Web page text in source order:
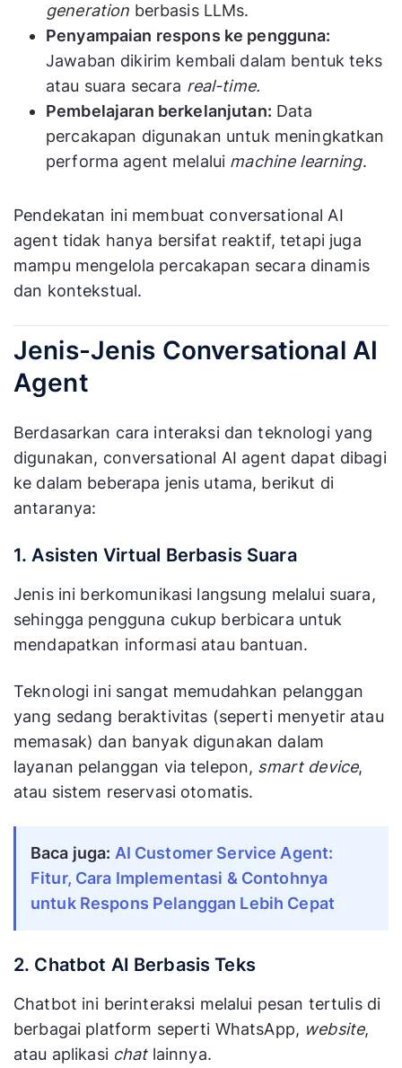
generation berbasis LLMs.
Penyampaian respons ke pengguna:
Jawaban dikirim kembali dalam bentuk teks
atau suara secara real-time.
Pembelajaran berkelanjutan: Data
percakapan digunakan untuk meningkatkan
performa agent melalui machine learning.
Pendekatan ini membuat conversational AI
agent tidak hanya bersifat reaktif, tetapi juga
mampu mengelola percakapan secara dinamis
dan kontekstual.
Jenis-Jenis Conversational AI
Agent
Berdasarkan cara interaksi dan teknologi yang
digunakan, conversational AI agent dapat dibagi
ke dalam beberapa jenis utama, berikut di
antaranya:
1. Asisten Virtual Berbasis Suara
Jenis ini berkomunikasi langsung melalui suara,
sehingga pengguna cukup berbicara untuk
mendapatkan informasi atau bantuan.
Teknologi ini sangat memudahkan pelanggan
yang sedang beraktivitas (seperti menyetir atau
memasak) dan banyak digunakan dalam
layanan pelanggan via telepon, smart device,
atau sistem reservasi otomatis.
Baca juga: AI Customer Service Agent:
Fitur, Cara Implementasi & Contohnya
untuk Respons Pelanggan Lebih Cepat
2. Chatbot AI Berbasis Teks
Chatbot ini berinteraksi melalui pesan tertulis di
berbagai platform seperti WhatsApp, website,
atau aplikasi chatlainnya.